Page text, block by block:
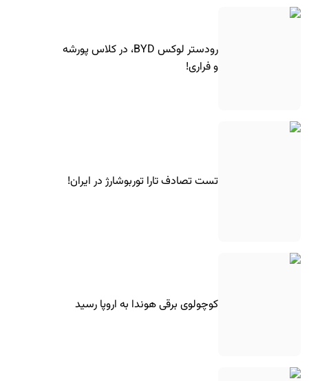
رودستر لوکس BYD، در کلاس پورشه
و فراری!
تست تصادف تارا توربوشارژ در ایران!
کوچولوی برقی هوندا به اروپا رسید